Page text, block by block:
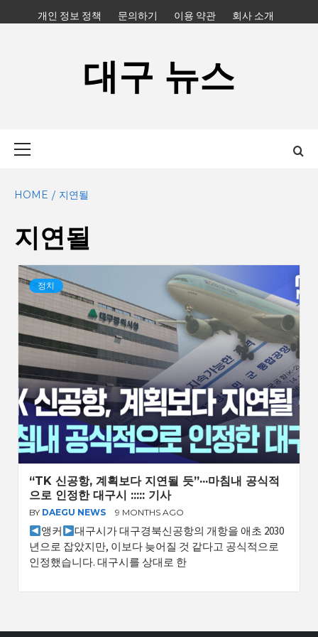
to
개인 정보 정책 문의하기 이용 약관 회사 소개
대구 뉴스
HOME 지연될
지연될
정치
“TK 신공항, 계획보다 지연될 듯”···마침내 공식적
으로 인정한 대구시 ::::: 기사
BY DAEGU NEWS 9 MONTHS AGO
앵커
대구시가 대구경북신공항의 개항을 애초 2030
년으로 잡았지만, 이보다 늦어질 것 같다고 공식적으로
인정했습니다. 대구시를 상대로 한